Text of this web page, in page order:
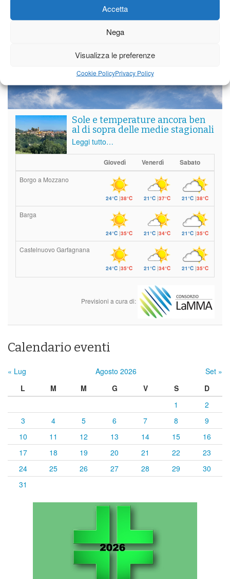
Accetta
Nega
Visualizza le preferenze
Cookie PolicyPrivacy Policy
Vedi tutti i servizi
Sole e temperature ancora ben
al di sopra delle medie stagionali
Leggi tutto…
Giovedì Venerdì Sabato
Borgo a Mozzano
24°C |38°C 21°C |37°C 21°C |38°C
Barga
24°C |35°C 21°C |34°C 21°C |35°C
Castelnuovo Garfagnana
24°C |35°C 21°C |34°C 21°C |35°C
Previsioni a cura di:
Calendario eventi
« Lug Agosto 2026
Set »
L
M M G V S
D
1
2
3
4 5 6 7 8
9
10
11 12 13 14 15
16
17
18 19 20 21 22
23
24
25 26 27 28 29
30
31